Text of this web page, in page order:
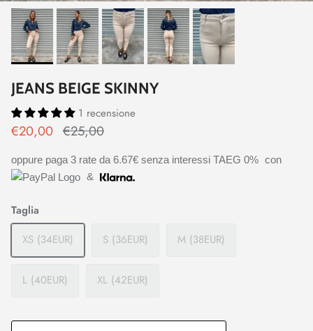
JEANS BEIGE SKINNY
1 recensione
€20,00 €25,00
oppure paga 3 rate da 6.67€ senza interessi TAEG 0% con
&
Taglia
XS (34EUR)
S (36EUR) M (38EUR)
L (40EUR) XL (42EUR)